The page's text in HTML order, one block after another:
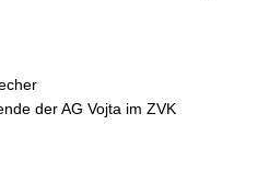
der AG Vojta im ZVK